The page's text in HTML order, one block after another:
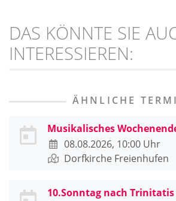
DAS KÖNNTE SIE
INTERESSIEREN:
ÄHNLICHE
Musikalisches
08.08.2026, 10:00 Uhr
Dorfkirche Freienhufen
10.Sonntag nach Trinitatis